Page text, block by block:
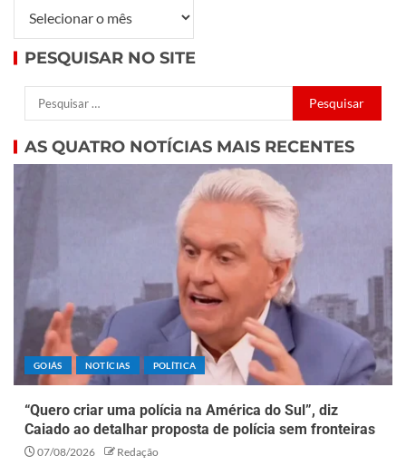
PESQUISAR NO SITE
AS QUATRO NOTÍCIAS MAIS RECENTES
GOIÁS NOTÍCIAS POLÍTICA
“Quero criar uma polícia na América do Sul”, diz
Caiado ao detalhar proposta de polícia sem fronteiras
07/08/2026 Redação